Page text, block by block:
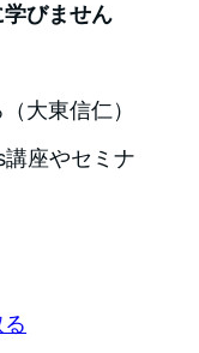
びません
大東信仁）
座やセミナ